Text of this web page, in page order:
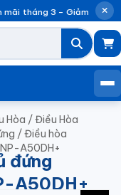
tháng 3 – Giảm đến
Hòa /Điều Hòa
/Điều hòa
A50DH+
đứng
A50DH+